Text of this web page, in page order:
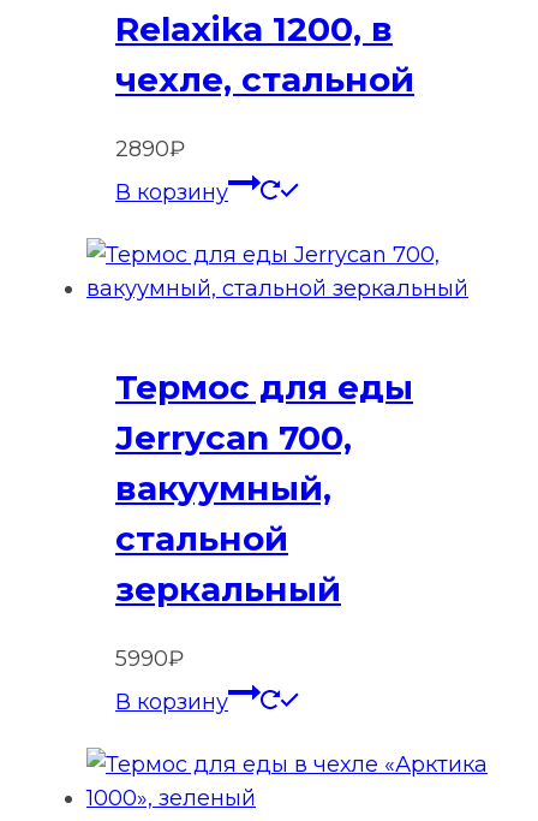
Relaxika 1200, в
чехле, стальной
2890₽
В корзину
Термос для еды
Jerrycan 700,
вакуумный,
стальной
зеркальный
5990₽
В корзину